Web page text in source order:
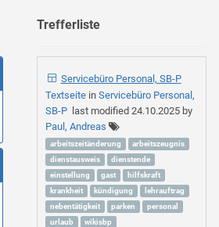
Trefferliste
Servicebüro Personal, SB-P
Textseite in Servicebüro Personal,
SB-Plast modified 24.10.2025by
Paul, Andreas
arbeitszeitänderung
arbeitszeugnis
dienstausweis
dienstende
einstellung
gast
hilfskraft
krankheit
kündigung
lehrauftrag
nebentätigkeit
parken
personal
urlaub
wikisbp